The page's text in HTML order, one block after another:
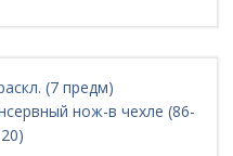
(7 предм)
нож-в чехле (86-